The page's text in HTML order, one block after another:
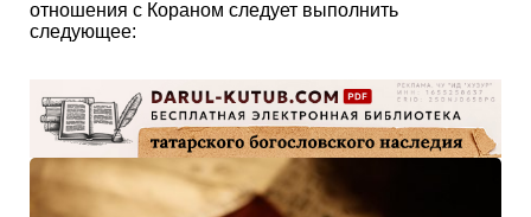
отношения с Кораном следует выполнить
следующее: